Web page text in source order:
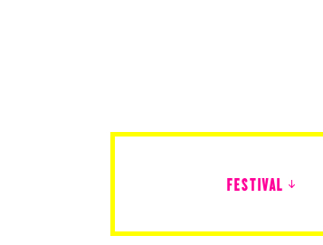
FESTIVAL